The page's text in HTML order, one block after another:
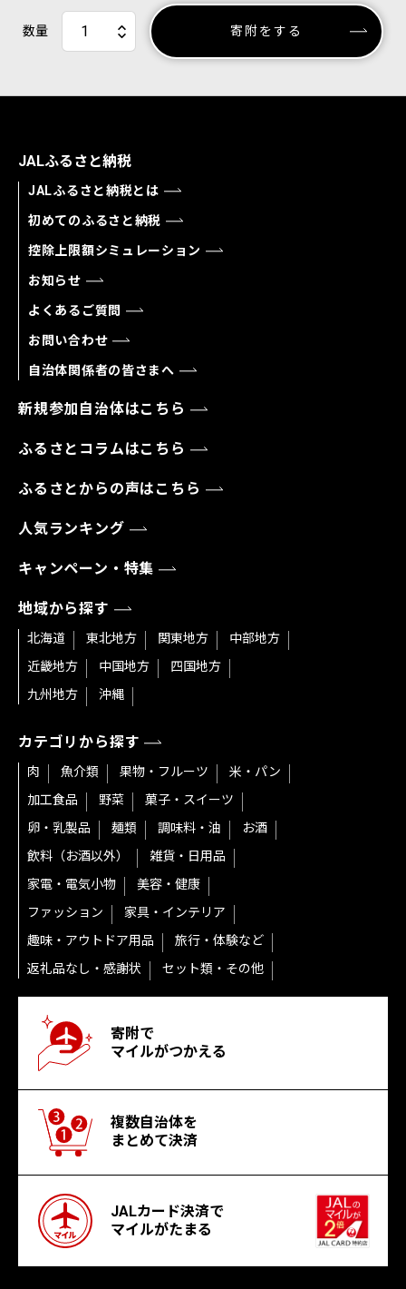
数量 寄附をする
JALふるさと納税
JALふるさと納税とは
初めてのふるさと納税
控除上限額シミュレーション
お知らせ
よくあるご質問
お問い合わせ
自治体関係者の皆さまへ
新規参加自治体はこちら
ふるさとコラムはこちら
ふるさとからの声はこちら
人気ランキング
キャンペーン・特集
地域から探す
北海道 東北地方 関東地方
中部地方
近畿地方
中国地方
四国地方
九州地方
沖縄
カテゴリから探す
肉 魚介類 果物・フルーツ
米・パン
加工食品
野菜
菓子・スイーツ
卵・乳製品
麺類 調味料・油
お酒
飲料（お酒以外）
雑貨・日用品
家電・電気小物
美容・健康
ファッション
家具・インテリア
趣味・アウトドア用品
旅行・体験など
返礼品なし・感謝状
セット類・その他
寄附で
マイルがつかえる
複数自治体を
まとめて決済
JALカード決済で
マイルがたまる